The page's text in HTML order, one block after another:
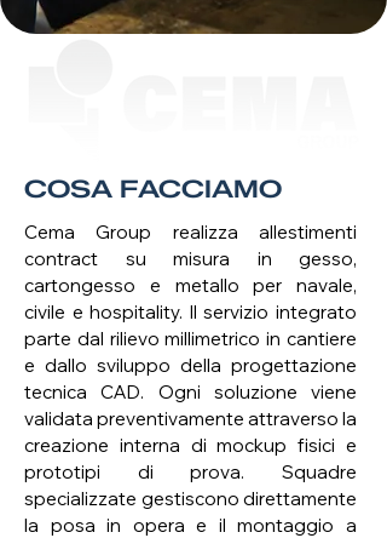
COSA FACCIAMO
Cema Group realizza allestimenti
contract su misura in gesso,
cartongesso e metallo per navale,
civile e hospitality. Il servizio integrato
parte dal rilievo millimetrico in cantiere
e dallo sviluppo della progettazione
tecnica CAD. Ogni soluzione viene
validata preventivamente attraverso la
creazione interna di mockup fisici e
prototipi di prova. Squadre
specializzate gestiscono direttamente
la posa in opera e il montaggio a